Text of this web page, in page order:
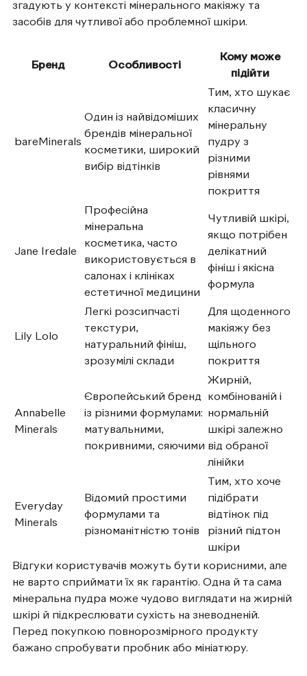
згадують у контексті мінерального макіяжу та
засобів для чутливої або проблемної шкіри.
Бренд Особливості
Кому може
підійти
bareMinerals
Один із найвідоміших
брендів мінеральної
косметики, широкий
вибір відтінків
Тим, хто шукає
класичну
мінеральну
пудру з
різними
рівнями
покриття
Jane Iredale
Професійна
мінеральна
косметика, часто
використовується в
салонах і клініках
естетичної медицини
Чутливій шкірі,
якщо потрібен
делікатний
фініш і якісна
формула
Lily Lolo
Легкі розсипчасті
текстури,
натуральний фініш,
зрозумілі склади
Для щоденного
макіяжу без
щільного
покриття
Annabelle
Minerals
Європейський бренд
із різними формулами:
матувальними,
покривними, сяючими
Жирній,
комбінованій і
нормальній
шкірі залежно
від обраної
лінійки
Everyday
Minerals
Відомий простими
формулами та
різноманітністю тонів
Тим, хто хоче
підібрати
відтінок під
різний підтон
шкіри
Відгуки користувачів можуть бути корисними, але
не варто сприймати їх як гарантію. Одна й та сама
мінеральна пудра може чудово виглядати на жирній
шкірі й підкреслювати сухість на зневодненій.
Перед покупкою повнорозмірного продукту
бажано спробувати пробник або мініатюру.